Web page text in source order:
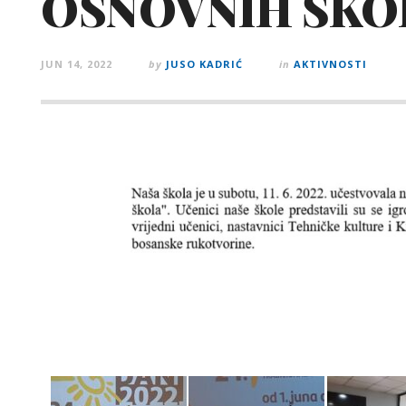
JUN 14, 2022 by JUSO KADRIĆ in AKTIVNOSTI